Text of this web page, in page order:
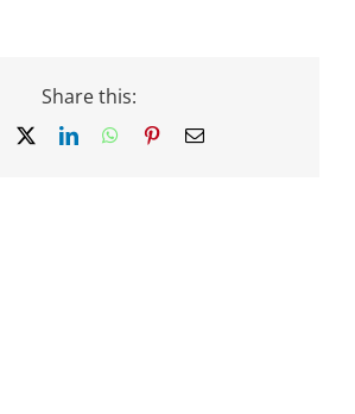
Share this:
Facebook LinkedInWhatsApp
PinterestEmail